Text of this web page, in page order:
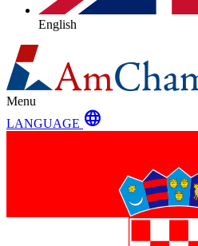
English
Menu
LANGUAGE language